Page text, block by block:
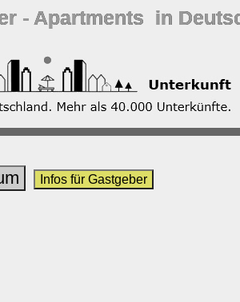
‐ Apartments in
Infos für Gastgeber